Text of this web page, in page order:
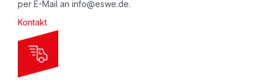
Beachten Sie auch unseren Video-Kanal
aufYouTube.eswe.de
Beschreibung
e
t
e
per E-Mail an info@eswe.de.
Kontakt